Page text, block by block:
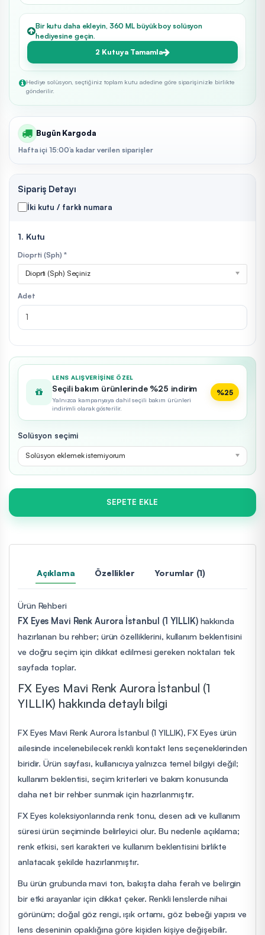
Bir kutu daha ekleyin, 360 ML büyük boy solüsyon
hediyesine geçin.
2 Kutuya Tamamla
Hediye solüsyon, seçtiğiniz toplam kutu adedine göre siparişinizle birlikte
gönderilir.
Bugün Kargoda
Hafta içi 15:00’a kadar verilen siparişler
Sipariş Detayı
İki kutu / farklı numara
1. Kutu
Dioprti (Sph) *
Dioprti (Sph) Seçiniz
Adet
LENS ALIŞVERIŞINE ÖZEL
Seçili bakım ürünlerinde %25 indirim
Yalnızca kampanyaya dahil seçili bakım ürünleri
indirimli olarak gösterilir.
%25
Solüsyon seçimi
Solüsyon eklemek istemiyorum
SEPETE EKLE
Açıklama Özellikler Yorumlar (1)
Ürün Rehberi
FX Eyes Mavi Renk Aurora İstanbul (1 YILLIK)hakkında
hazırlanan bu rehber; ürün özelliklerini, kullanım beklentisini
ve doğru seçim için dikkat edilmesi gereken noktaları tek
sayfada toplar.
FX Eyes Mavi Renk Aurora İstanbul (1
YILLIK) hakkında detaylı bilgi
FX Eyes Mavi Renk Aurora İstanbul (1 YILLIK), FX Eyes ürün
ailesinde incelenebilecek renkli kontakt lens seçeneklerinden
biridir. Ürün sayfası, kullanıcıya yalnızca temel bilgiyi değil;
kullanım beklentisi, seçim kriterleri ve bakım konusunda
daha net bir rehber sunmak için hazırlanmıştır.
FX Eyes koleksiyonlarında renk tonu, desen adı ve kullanım
süresi ürün seçiminde belirleyici olur. Bu nedenle açıklama;
renk etkisi, seri karakteri ve kullanım beklentisini birlikte
anlatacak şekilde hazırlanmıştır.
Bu ürün grubunda mavi ton, bakışta daha ferah ve belirgin
bir etki arayanlar için dikkat çeker. Renkli lenslerde nihai
görünüm; doğal göz rengi, ışık ortamı, göz bebeği yapısı ve
lens deseninin opaklığına göre kişiden kişiye değişebilir.